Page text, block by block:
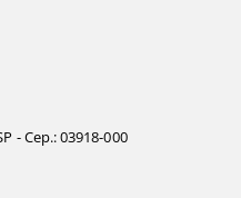
- Cep.: 03918-000